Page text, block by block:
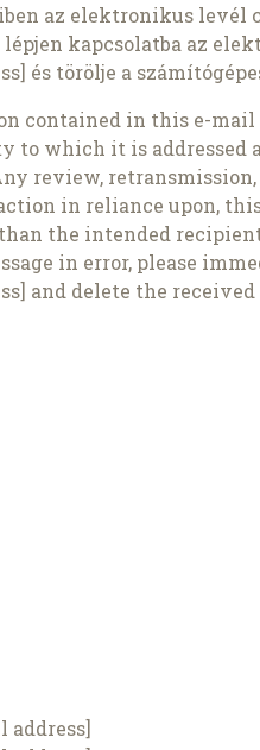
az elektronikus levél
kapcsolatba az
és törölje a
contained in this e-mail
to which it is addressed
review,
in reliance upon,
the intended
in error, please
and delete the
address]